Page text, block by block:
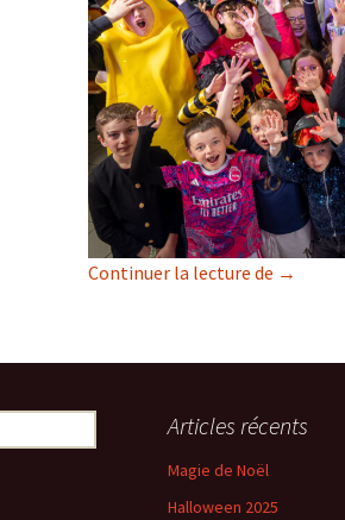
Continuer la lecture de On a
→
Articles récents
Magie de Noël
Halloween 2025